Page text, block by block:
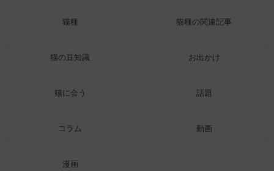
猫種 猫種の関連記事
猫の豆知識 お出かけ
猫に会う 話題
コラム 動画
漫画